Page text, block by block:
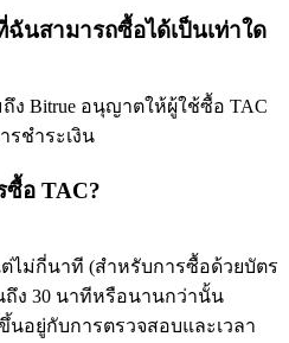
นสามารถซื้อได้เป็นเท่าใด
ง Bitrue อนุญาตให้ผู้ใช้ซื้อ TAC
รชำระเงิน
ซื้อ TAC?
ต่ไม่กี่นาที (สำหรับการซื้อด้วยบัตร
ง 30 นาทีหรือนานกว่านั้น
นอยู่กับการตรวจสอบและเวลา